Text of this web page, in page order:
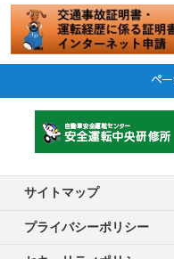
サイトマップ
プライバシーポリシー